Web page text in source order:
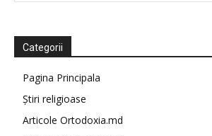
Categorii
Pagina Principala
Știri religioase
Articole Ortodoxia.md